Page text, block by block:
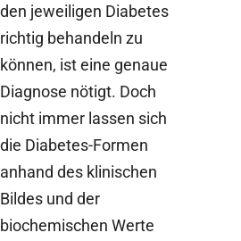
den jeweiligen Diabetes
richtig behandeln zu
können, ist eine genaue
Diagnose nötigt. Doch
nicht immer lassen sich
die Diabetes-Formen
anhand des klinischen
Bildes und der
biochemischen Werte